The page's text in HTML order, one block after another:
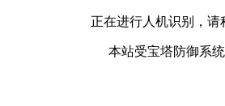
正在进行人机识别，请
本站受宝塔防御系